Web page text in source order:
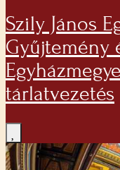
Szily János
Gyűjtemény
tárlatvezetés